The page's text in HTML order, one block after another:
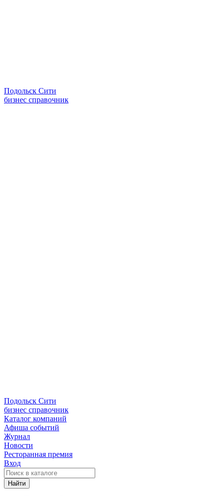
Подольск Сити
бизнес справочник
Подольск Сити
бизнес справочник
Каталог компаний
Афиша событий
Журнал
Новости
Ресторанная премия
Вход
Найти